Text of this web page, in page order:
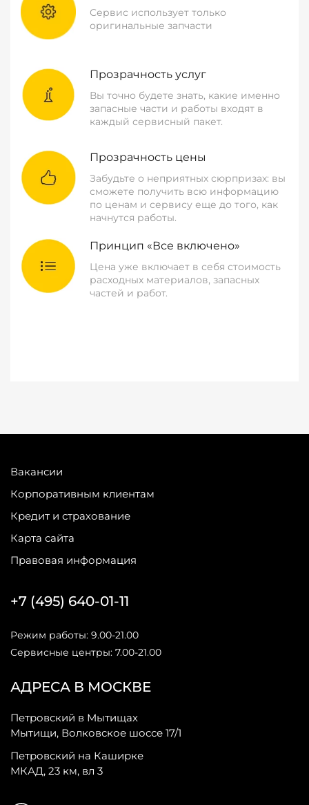
Сервис использует только
оригинальные запчасти
Прозрачность услуг
Вы точно будете знать, какие именно
запасные части и работы входят в
каждый сервисный пакет.
Прозрачность цены
Забудьте о неприятных сюрпризах: вы
сможете получить всю информацию
по ценам и сервису еще до того, как
начнутся работы.
Принцип «Все включено»
Цена уже включает в себя стоимость
расходных материалов, запасных
частей и работ.
Вакансии
Корпоративным клиентам
Кредит и страхование
Карта сайта
Правовая информация
АДРЕСА В МОСКВЕ
Петровский в Мытищах
Мытищи, Волковское шоссе 17/1
Петровский на Каширке
МКАД, 23 км, вл 3
+7 (495) 640-01-11
Режим работы: 9.00-21.00
Сервисные центры: 7.00-21.00